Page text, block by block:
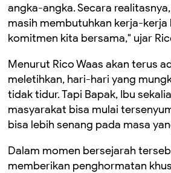
angka-angka. Secara
masih membutuhkan kerja-kerja
komitmen kita bersama," ujar
Menurut Rico Waas akan terus
meletihkan, hari-hari yang
tidak tidur. Tapi Bapak, Ibu
masyarakat bisa mulai
bisa lebih senang pada masa
Dalam momen bersejarah
memberikan penghormatan